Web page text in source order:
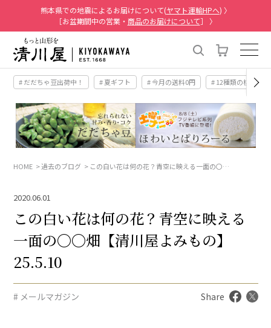
熊本県での地震によるお届けについて(ヤマト運輸HPへ) 〉
［お盆期間中の営業・ 商品のお届けについて］ 〉
# だだちゃ豆出荷中！ # 夏ギフト # 今月の送料0円 # 12種類の桃
HOME 過去のブログ この白い花は何の花？青空に映える一面の〇…
2020.06.01
この白い花は何の花？青空に映える
一面の〇〇畑【清川屋よみもの】
25.5.10
# メールマガジン Share